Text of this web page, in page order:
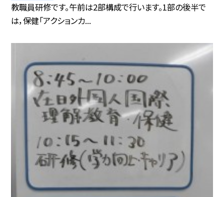
教職員研修です。午前は2部構成で行います。1部の後半で
は，保健「アクションカ...